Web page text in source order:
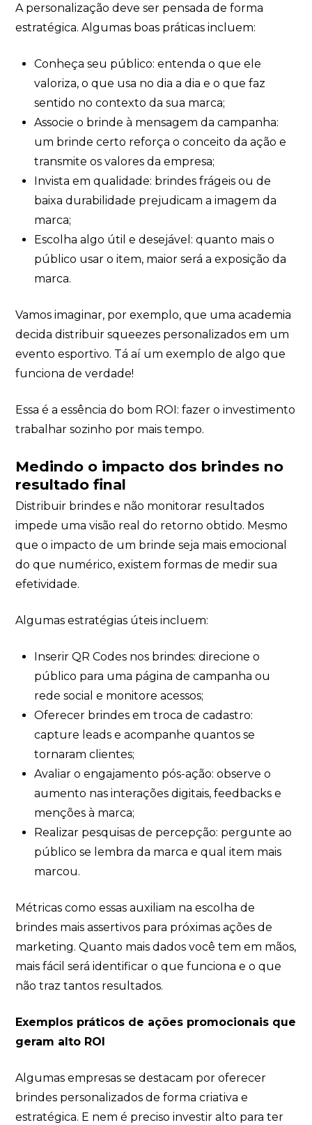
A personalização deve ser pensada de forma
estratégica. Algumas boas práticas incluem:
Conheça seu público: entenda o que ele
valoriza, o que usa no dia a dia e o que faz
sentido no contexto da sua marca;
Associe o brinde à mensagem da campanha:
um brinde certo reforça o conceito da ação e
transmite os valores da empresa;
Invista em qualidade: brindes frágeis ou de
baixa durabilidade prejudicam a imagem da
marca;
Escolha algo útil e desejável: quanto mais o
público usar o item, maior será a exposição da
marca.
Vamos imaginar, por exemplo, que uma academia
decida distribuir squeezes personalizados em um
evento esportivo. Tá aí um exemplo de algo que
funciona de verdade!
Essa é a essência do bom ROI: fazer o investimento
trabalhar sozinho por mais tempo.
Medindo o impacto dos brindes no
resultado final
Distribuir brindes e não monitorar resultados
impede uma visão real do retorno obtido. Mesmo
que o impacto de um brinde seja mais emocional
do que numérico, existem formas de medir sua
efetividade.
Algumas estratégias úteis incluem:
Inserir QR Codes nos brindes: direcione o
público para uma página de campanha ou
rede social e monitore acessos;
Oferecer brindes em troca de cadastro:
capture leads e acompanhe quantos se
tornaram clientes;
Avaliar o engajamento pós-ação: observe o
aumento nas interações digitais, feedbacks e
menções à marca;
Realizar pesquisas de percepção: pergunte ao
público se lembra da marca e qual item mais
marcou.
Métricas como essas auxiliam na escolha de
brindes mais assertivos para próximas ações de
marketing. Quanto mais dados você tem em mãos,
mais fácil será identificar o que funciona e o que
não traz tantos resultados.
Exemplos práticos de ações promocionais que
geram alto ROI
Algumas empresas se destacam por oferecer
brindes personalizados de forma criativa e
estratégica. E nem é preciso investir alto para ter